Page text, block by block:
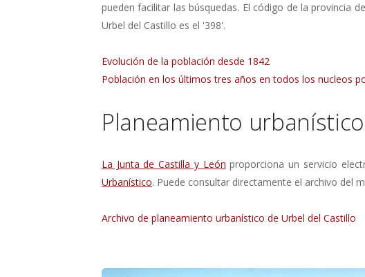
pueden facilitar las búsquedas. El código de la provincia
Urbel del Castillo es el '398'.
Evolución de la población desde 1842
Población en los últimos tres años en todos los nucleos
Planeamiento urbanístico
La Junta de Castilla y León proporciona un servicio
Urbanístico. Puede consultar directamente el archivo del
Archivo de planeamiento urbanístico de Urbel del Castillo